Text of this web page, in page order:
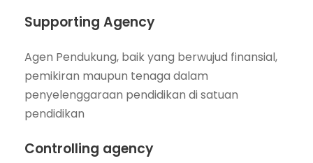
Supporting Agency
Agen Pendukung, baik yang berwujud finansial,
pemikiran maupun tenaga dalam
penyelenggaraan pendidikan di satuan
pendidikan
Controlling agency